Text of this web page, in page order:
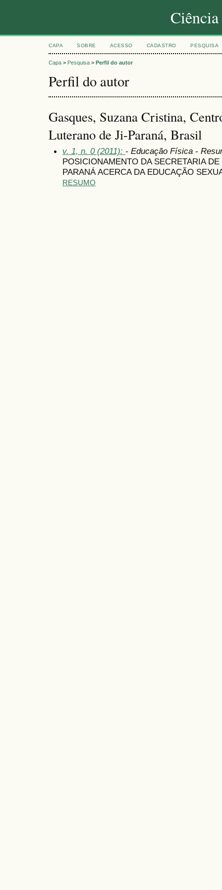
CAPA SOBRE ACESSO CADASTRO PESQUISA
Capa > Pesquisa > Perfil do autor
Perfil do autor
Gasques, Suzana Cristina,
Luterano de Ji-Paraná, Brasil
v. 1, n. 0 (2011): - Educação Física -
POSICIONAMENTO DA SECRETARIA
PARANÁ ACERCA DA EDUCAÇÃO
RESUMO